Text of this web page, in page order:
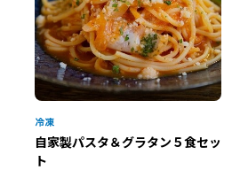
自家製パスタ＆グラタン５食セッ
ト